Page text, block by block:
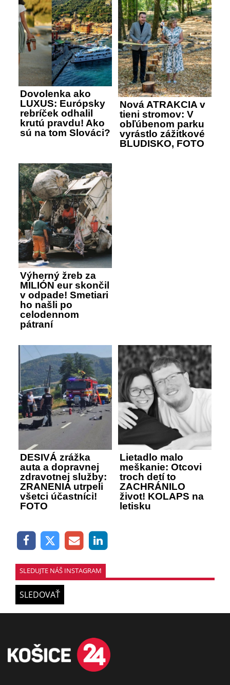
Dovolenka ako
LUXUS: Európsky
rebríček odhalil
krutú pravdu! Ako
sú na tom Slováci?
Nová ATRAKCIA v
tieni stromov: V
obľúbenom parku
vyrástlo zážitkové
BLUDISKO, FOTO
Výherný žreb za
MILIÓN eur skončil
v odpade! Smetiari
ho našli po
celodennom
pátraní
DESIVÁ zrážka
auta a dopravnej
zdravotnej služby:
ZRANENIA utrpeli
všetci účastníci!
FOTO
Lietadlo malo
meškanie: Otcovi
troch detí to
ZACHRÁNILO
život! KOLAPS na
letisku
SLEDUJTE NÁŠ INSTAGRAM
SLEDOVAŤ